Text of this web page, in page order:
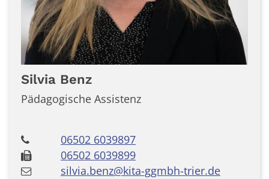
Silvia Benz
Pädagogische Assistenz
06502 6039897
06502 6039899
silvia.benz@kita-ggmbh-trier.de